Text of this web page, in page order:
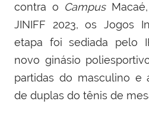
contra o Campus
JINIFF 2023, os Jogos
etapa foi sediada pelo
novo ginásio
partidas do masculino e
de duplas do tênis de